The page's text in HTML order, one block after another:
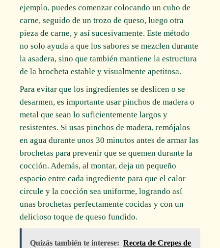
ejemplo, puedes comenzar colocando un cubo de
carne, seguido de un trozo de queso, luego otra
pieza de carne, y así sucesivamente. Este método
no solo ayuda a que los sabores se mezclen durante
la asadera, sino que también mantiene la estructura
de la brocheta estable y visualmente apetitosa.
Para evitar que los ingredientes se deslicen o se
desarmen, es importante usar pinchos de madera o
metal que sean lo suficientemente largos y
resistentes. Si usas pinchos de madera, remójalos
en agua durante unos 30 minutos antes de armar las
brochetas para prevenir que se quemen durante la
cocción. Además, al montar, deja un pequeño
espacio entre cada ingrediente para que el calor
circule y la cocción sea uniforme, logrando así
unas brochetas perfectamente cocidas y con un
delicioso toque de queso fundido.
Quizás también te interese: Receta de Crepes de